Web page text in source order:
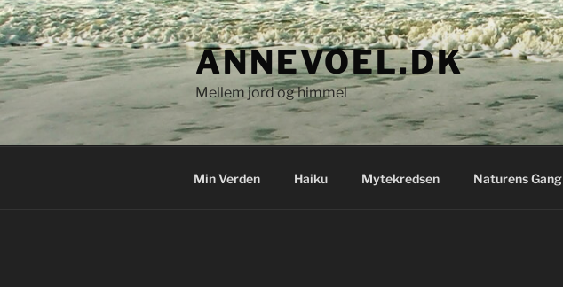
Videre
til
indhold
ANNEVOEL.DK
Mellem jord og himmel
Min Verden Haiku Mytekredsen Naturens Gang